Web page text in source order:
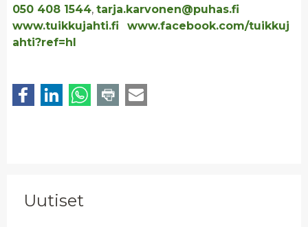
Uutiset
050 408 1544, tarja.karvonen@puhas.fi
www.tuikkujahti.fi
www.facebook.com/tuikkuj
ahti?ref=hl